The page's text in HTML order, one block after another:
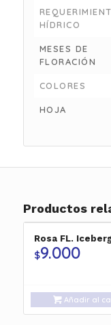
HÍDRICO
MESES DE
FLORACIÓN
COLORES
HOJA
Productos
Rosa FL.
$9.000
Añadir al